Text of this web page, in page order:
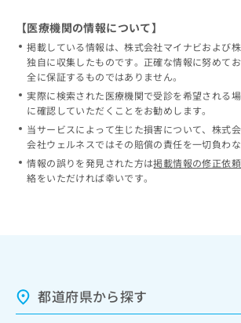
【医療機関の情報について】
掲載している情報は、株式会社マイナビおよび
独自に収集したものです。正確な情報に努めて
全に保証するものではありません。
実際に検索された医療機関で受診を希望される
に確認していただくことをお勧めします。
当サービスによって生じた損害について、株式
会社ウェルネスではその賠償の責任を一切負わな
情報の誤りを発見された方は掲載情報の修正依
絡をいただければ幸いです。
都道府県から探す